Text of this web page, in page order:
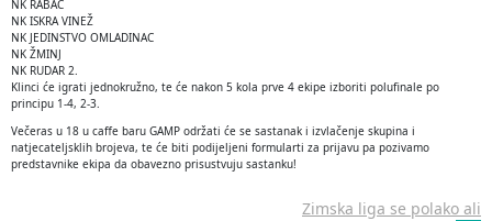
NK RABAC
NK ISKRA VINEŽ
NK JEDINSTVO OMLADINAC
NK ŽMINJ
NK RUDAR 2.
Klinci će igrati jednokružno, te će nakon 5 kola prve 4 ekipe izboriti polufinale po
principu 1-4, 2-3.
Večeras u 18 u caffe baru GAMP održati će se sastanak i izvlačenje skupina i
natjecateljsklih brojeva, te će biti podijeljeni formularti za prijavu pa pozivamo
predstavnike ekipa da obavezno prisustvuju sastanku!
Zimska liga se polako ali